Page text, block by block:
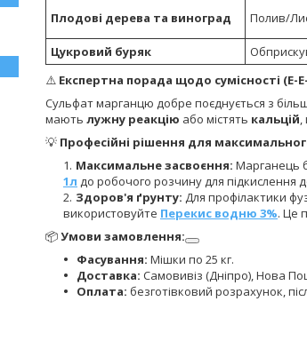
Плодові дерева та виноград Полив/
Цукровий буряк
⚠️ Експертна порада щодо сумісності (E-
Сульфат марганцю добре поєднується з
мають лужну реакцію або містять кальцій
💡 Професійні рішення для
Максимальне засвоєння: Марганець
1л до робочого розчину для підкислення
Здоров'я ґрунту: Для профілактики
використовуйте Перекис водню 3%. Це
📦Умови замовлення:
Фасування: Мішки по 25 кг.
Доставка: Самовивіз (Дніпро), Нова
Оплата: безготівковий розрахунок,